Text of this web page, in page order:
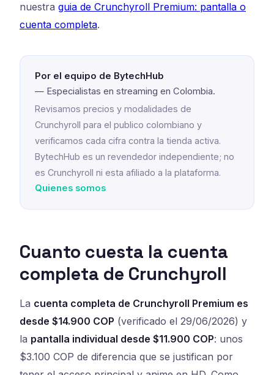
nuestra guia de Crunchyroll Premium: pantalla o
cuenta completa.
Por el equipo de BytechHub
— Especialistas en streaming en Colombia.
Revisamos precios y modalidades de
Crunchyroll para el publico colombiano y
verificamos cada cifra contra la tienda activa.
BytechHub es un revendedor independiente; no
es Crunchyroll ni esta afiliado a la plataforma.
Quienes somos
Cuanto cuesta la cuenta
completa de Crunchyroll
La cuenta completa de Crunchyroll Premium es
desde $14.900 COP (verificado el 29/06/2026) y
la pantalla individual desde $11.900 COP: unos
$3.100 COP de diferencia que se justifican por